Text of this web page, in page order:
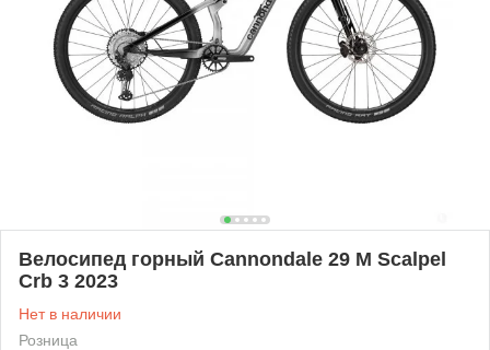
Велосипед горный Cannondale 29 M Scalpel
Crb 3 2023
Нет в наличии
Розница